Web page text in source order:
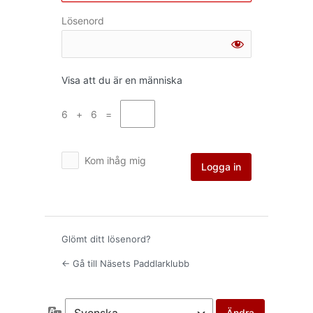
Lösenord
Visa att du är en människa
6 + 6 =
Kom ihåg mig
Glömt ditt lösenord?
← Gå till Näsets Paddlarklubb